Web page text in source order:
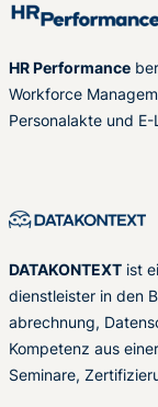
HR Performance
Workforce
Personalakte und E-
DATAKONTEXT ist
dienstleister in den
abrechnung,
Kompetenz aus
Seminare,